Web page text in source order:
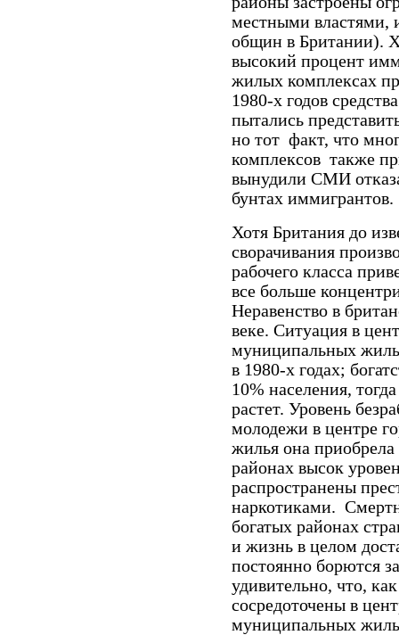
местными властями,
общин в Британии).
высокий процент
жилых комплексах
1980-х годов
пытались
но тот факт, что
комплексов также
вынудили СМИ
бунтах иммигрантов.
Хотя Британия до
сворачивания
рабочего класса
все больше
Неравенство в
веке. Ситуация в
муниципальных
в 1980-х годах;
10% населения,
растет. Уровень
молодежи в центре
жилья она
районах высок
распространены
наркотиками.
богатых районах
и жизнь в целом
постоянно борются
удивительно, что,
сосредоточены в
муниципальных